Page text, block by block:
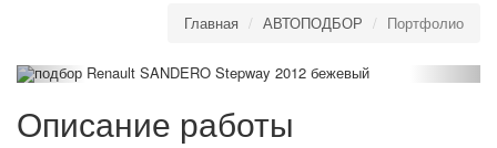
Главная АВТОПОДБОР Портфолио
Описание работы